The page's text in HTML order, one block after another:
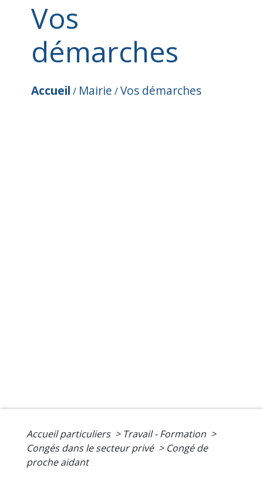
Vos
démarches
Accueil / Mairie /Vos démarches
Accueil particuliers > Travail - Formation >
Congés dans le secteur privé > Congé de
proche aidant